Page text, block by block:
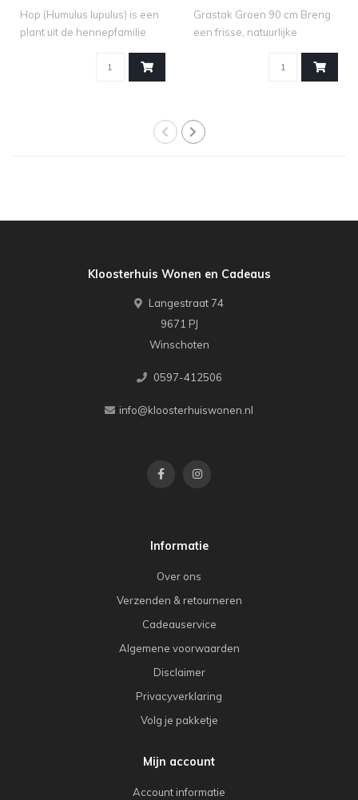
Hop (Humulus lupulus) is een
plant uit de hennepfamilie
Grastak Groen 90 cm Breng
een frisse, natuurlijke
Kloosterhuis Wonen en Cadeaus
Langestraat 74
9671 PJ
Winschoten
0597-412506
info@kloosterhuiswonen.nl
Informatie
Over ons
Verzenden & retourneren
Cadeauservice
Algemene voorwaarden
Disclaimer
Privacyverklaring
Volg je pakketje
Mijn account
Account informatie